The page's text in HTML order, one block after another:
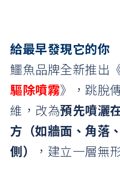
給最早發現它的你
鱷魚品牌全新推出
驅除噴霧》，跳脫
維，改為預先噴灑
方（如牆面、角落
側）
，建立一層無